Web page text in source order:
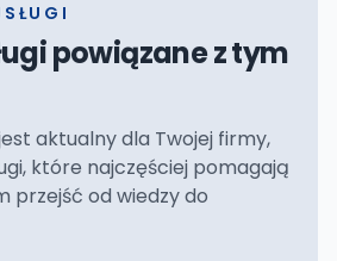
powiązane z tym
aktualny dla Twojej firmy,
które najczęściej pomagają
przejść od wiedzy do